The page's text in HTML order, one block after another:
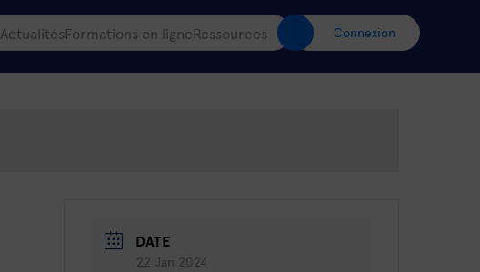
ActualitésFormations en ligneRessources Connexion
DATE
22 Jan 2024